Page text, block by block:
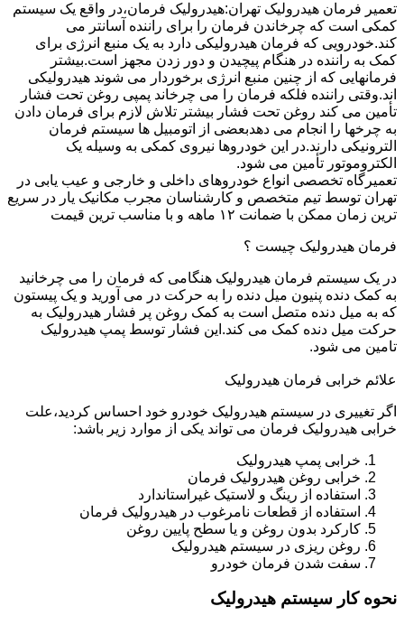
تعمیر فرمان هیدرولیک تهران:هیدرولیک فرمان،در واقع یک سیستم
کمکی است که چرخاندن فرمان را برای راننده آسانتر می
کند.خودرویی که فرمان هیدرولیکی دارد به یک منبع انرژی برای
کمک به راننده در هنگام پیچیدن و دور زدن مجهز است.بیشتر
فرمانهایی که از چنین منبع انرژی برخوردار می شوند هیدرولیکی
اند.وقتی راننده فلکه فرمان را می چرخاند پمپی روغن تحت فشار
تأمین می کند روغن تحت فشار بیشتر تلاش لازم برای فرمان دادن
به چرخها را انجام می دهدبعضی از اتومبیل ها سیستم فرمان
الترونیکی دارند.در این خودروها نیروی کمکی به وسیله یک
الکتروموتور تأمین می شود.
تعمیرگاه تخصصی انواع خودروهای داخلی و خارجی و عیب یابی در
تهران توسط تیم متخصص و کارشناسان مجرب مکانیک یار در سریع
ترین زمان ممکن با ضمانت ۱۲ ماهه و با مناسب ترین قیمت
فرمان هیدرولیک چیست ؟
در یک سیستم فرمان هیدرولیک هنگامی که فرمان را می چرخانید
به کمک دنده پنیون میل دنده را به حرکت در می آورید و یک پیستون
که به میل دنده متصل است به کمک روغن پر فشار هیدرولیک به
حرکت میل دنده کمک می کند.این فشار توسط پمپ هیدرولیک
تامین می شود.
علائم خرابی فرمان هیدرولیک
اگر تغییری در سیستم هیدرولیک خودرو خود احساس کردید،علت
خرابی هیدرولیک فرمان می تواند یکی از موارد زیر باشد:
خرابی پمپ هیدرولیک
خرابی روغن هیدرولیک فرمان
استفاده از رینگ و لاستیک غیراستاندارد
استفاده از قطعات نامرغوب در هیدرولیک فرمان
کارکرد بدون روغن و یا سطح پایین روغن
روغن ریزی در سیستم هیدرولیک
سفت شدن فرمان خودرو
نحوه کار سیستم هیدرولیک